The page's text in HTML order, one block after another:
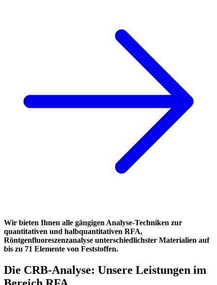
Wir bieten Ihnen alle gängigen Analyse-Techniken zur
quantitativen und halbquantitativen RFA,
Röntgenfluoreszenzanalyse unterschiedlichster Materialien auf
bis zu 71 Elemente von Feststoffen.
Die CRB-Analyse: Unsere Leistungen im